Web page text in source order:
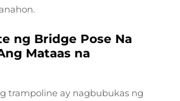
ng Bridge Pose Na
Mataas na
trampoline ay nagbubukas ng